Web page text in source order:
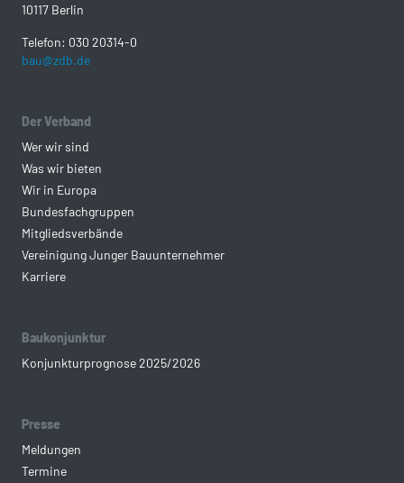
10117 Berlin
Telefon: 030 20314-0
bau@zdb.de
Der Verband
Wer wir sind
Was wir bieten
Wir in Europa
Bundesfachgruppen
Mitgliedsverbände
Vereinigung Junger Bauunternehmer
Karriere
Baukonjunktur
Konjunkturprognose 2025/2026
Presse
Meldungen
Termine